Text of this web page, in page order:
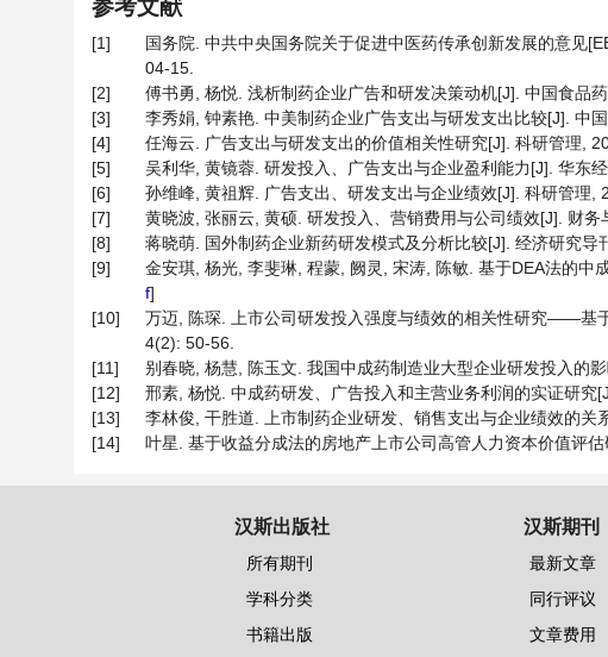
参考文献
[1] 国务院. 中共中央国务院关于促进中医药传承创新发展的意见
04-15.
[2]
傅书勇, 杨悦. 浅析制药企业广告和研发决策动机[J]. 中国食品
[3]
李秀娟, 钟素艳. 中美制药企业广告支出与研发支出比较[J]. 中
[4]
任海云. 广告支出与研发支出的价值相关性研究[J]. 科研管理,
[5]
吴利华, 黄镜蓉. 研发投入、广告支出与企业盈利能力[J]. 华东
[6]
孙维峰, 黄祖辉. 广告支出、研发支出与企业绩效[J]. 科研管理,
[7]
黄晓波, 张丽云, 黄硕. 研发投入、营销费用与公司绩效[J]. 财务
[8]
蒋晓萌. 国外制药企业新药研发模式及分析比较[J]. 经济研究导
[9]
金安琪, 杨光, 李斐琳, 程蒙, 阙灵, 宋涛, 陈敏. 基于DEA法的
f]
[10]
万迈, 陈琛. 上市公司研发投入强度与绩效的相关性研究——基
4(2): 50-56.
[11]
别春晓, 杨慧, 陈玉文. 我国中成药制造业大型企业研发投入的
[12]
邢素, 杨悦. 中成药研发、广告投入和主营业务利润的实证研究
[13]
李林俊, 干胜道. 上市制药企业研发、销售支出与企业绩效的关
[14]
叶星. 基于收益分成法的房地产上市公司高管人力资本价值评
汉斯出版社
所有期刊
学科分类
书籍出版
汉斯期刊
最新文章
同行评议
文章费用